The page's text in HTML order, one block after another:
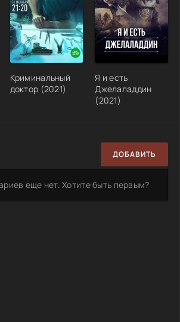
Криминальный
доктор (2021)
Я и есть
Джелаладдин
(2021)
ДОБАВИТЬ
еще нет. Хотите быть первым?